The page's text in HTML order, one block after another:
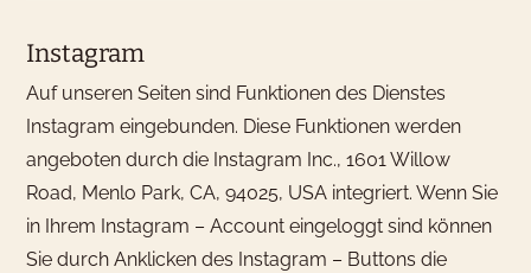
Instagram
Auf unseren Seiten sind Funktionen des Dienstes
Instagram eingebunden. Diese Funktionen werden
angeboten durch die Instagram Inc., 1601 Willow
Road, Menlo Park, CA, 94025, USA integriert. Wenn Sie
in Ihrem Instagram – Account eingeloggt sind können
Sie durch Anklicken des Instagram – Buttons die